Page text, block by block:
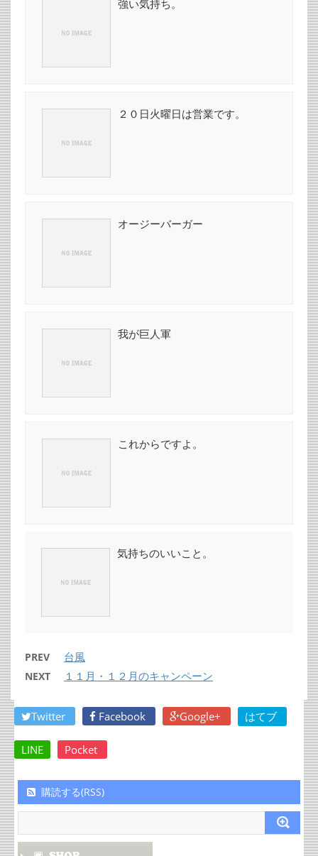
強い気持ち。
２０日火曜日は営業です。
オージーバーガー
我が巨人軍
これからですよ。
気持ちのいいこと。
PREV 台風
NEXT １１月・１２月のキャンペーン
Twitter Facebook Google+ はてブ
LINE Pocket
購読する(RSS)